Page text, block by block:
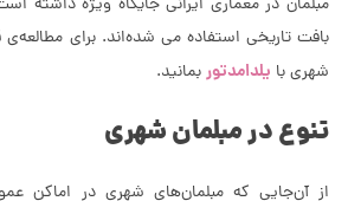
مبلمان در معماری ایرانی جایگاه ویژه داشته
بافت تاریخی استفاده می شده‌اند. برای
شهری با یلدامدتوربمانید.
تنوع در مبلمان شهری
از آن‌جایی که مبلمان‌های شهری در اماکن